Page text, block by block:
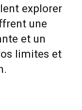
explorer
une
et un
limites et